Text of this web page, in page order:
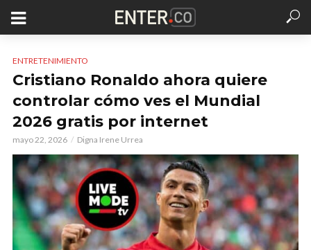
ENTRETENIMIENTO
Cristiano Ronaldo ahora quiere
controlar cómo ves el Mundial
2026 gratis por internet
mayo 22, 2026 Digna Irene Urrea